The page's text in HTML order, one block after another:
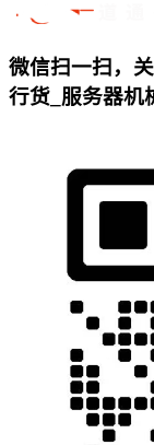
微信扫一扫，
行货_服务器机